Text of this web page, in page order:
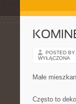
POSTED BY
WYŁĄCZONA
Małe
Często to